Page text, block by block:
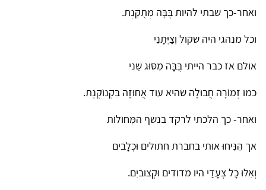
ואחר-כך שבתי להיות בֻּבָּה מְתֻקֶּנֶת.
וכל מנהגי היה שקול וְצַיְּתָנִי
אולם אז כבר הייתי בֻּבָּה מִסּוּג שֵׁני
כמו זְמוֹרָה חֲבוּלָה שהיא עוד אֲחוּזָה בִּקְנוֹקֶנֶת.
ואחר- כך הלכתי לרקֹד בנשף המְּחוֹלוֹת
אך הִנִּיחוּ אותי בחברת חתולים וּכְלָבים
וְאִלּוּ כָל צְעָדַי היו מדודים וּקְצוּביִם.